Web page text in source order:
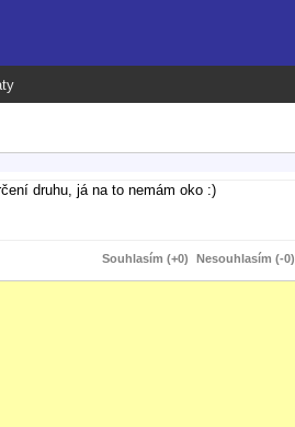
druhu, já na to nemám oko :)
Souhlasím (+0) Nesouhlasím (-0)